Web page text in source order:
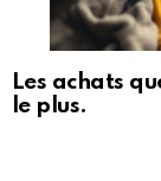
Les achats
le plus.